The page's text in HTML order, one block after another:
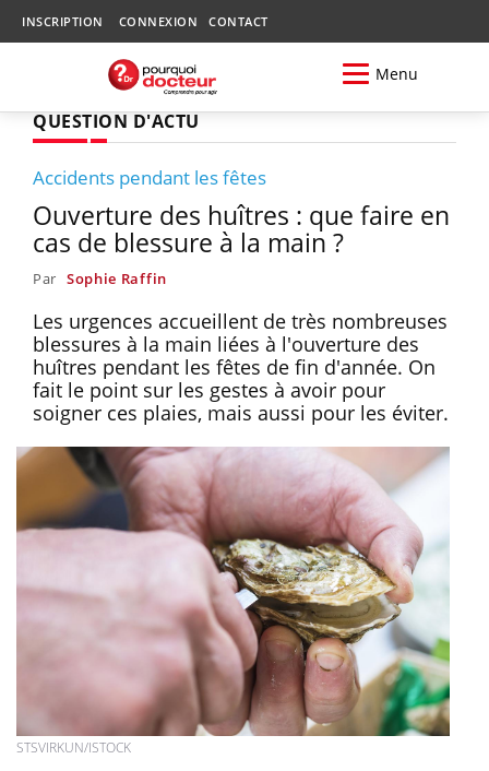
INSCRIPTION CONNEXION CONTACT
Menu
QUESTION D'ACTU
Accidents pendant les fêtes
Ouverture des huîtres : que faire en
cas de blessure à la main ?
Par Sophie Raffin
Les urgences accueillent de très nombreuses
blessures à la main liées à l'ouverture des
huîtres pendant les fêtes de fin d'année. On
fait le point sur les gestes à avoir pour
soigner ces plaies, mais aussi pour les éviter.
STSVIRKUN/ISTOCK